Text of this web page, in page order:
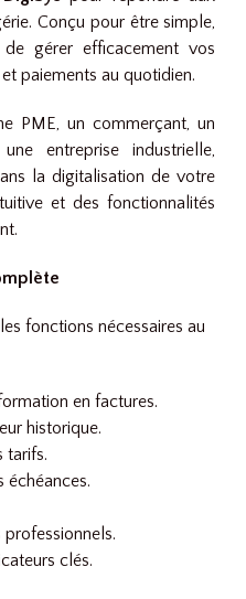
Conçu pour être simple,
gérer efficacement vos
paiements au quotidien.
PME, un commerçant, un
entreprise industrielle,
la digitalisation de votre
et des fonctionnalités
fonctions nécessaires au
en factures.
historique.
tarifs.
échéances.
clés.